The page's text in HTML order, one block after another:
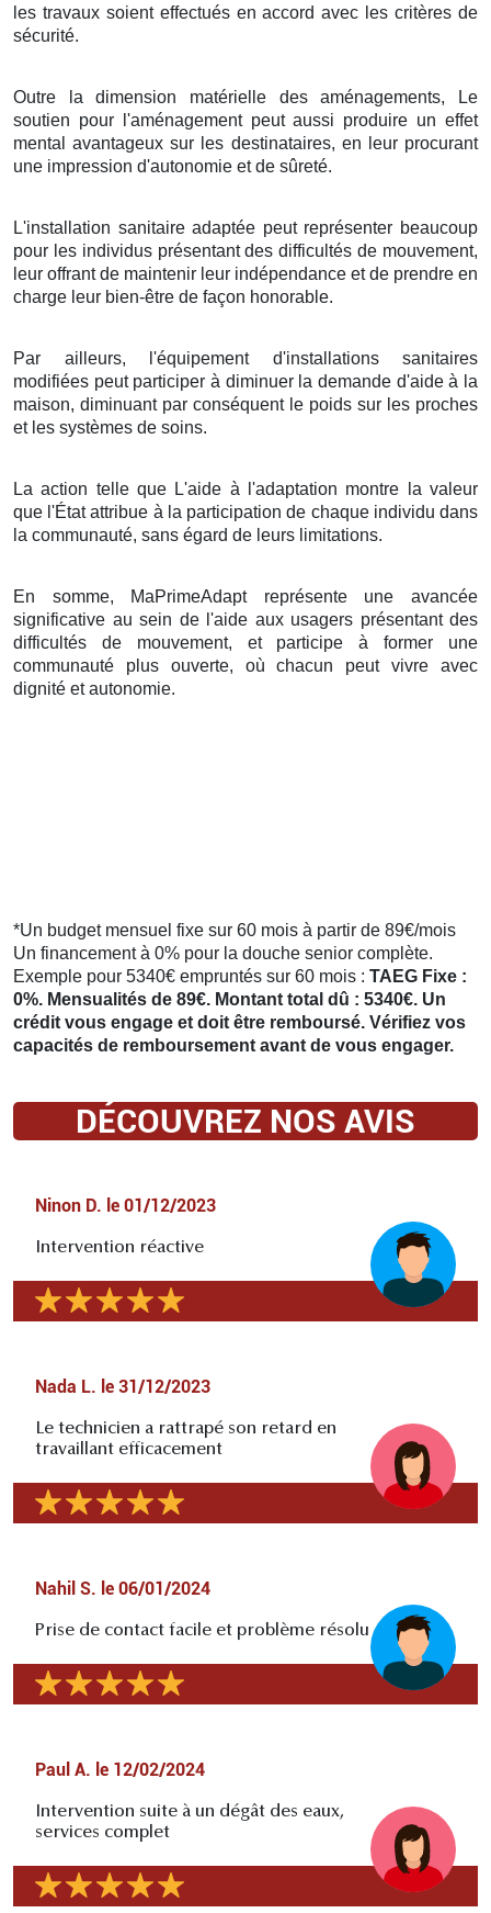
les travaux soient effectués en accord avec les critères de
sécurité.
Outre la dimension matérielle des aménagements, Le
soutien pour l'aménagement peut aussi produire un effet
mental avantageux sur les destinataires, en leur procurant
une impression d'autonomie et de sûreté.
L'installation sanitaire adaptée peut représenter beaucoup
pour les individus présentant des difficultés de mouvement,
leur offrant de maintenir leur indépendance et de prendre en
charge leur bien-être de façon honorable.
Par ailleurs, l'équipement d'installations sanitaires
modifiées peut participer à diminuer la demande d'aide à la
maison, diminuant par conséquent le poids sur les proches
et les systèmes de soins.
La action telle que L'aide à l'adaptation montre la valeur
que l'État attribue à la participation de chaque individu dans
la communauté, sans égard de leurs limitations.
En somme, MaPrimeAdapt représente une avancée
significative au sein de l'aide aux usagers présentant des
difficultés de mouvement, et participe à former une
communauté plus ouverte, où chacun peut vivre avec
dignité et autonomie.
*Un budget mensuel fixe sur 60 mois à partir de 89€/mois
Un financement à 0% pour la douche senior complète.
Exemple pour 5340€ empruntés sur 60 mois : TAEG Fixe :
0%. Mensualités de 89€. Montant total dû : 5340€. Un
crédit vous engage et doit être remboursé. Vérifiez vos
capacités de remboursement avant de vous engager.
DÉCOUVREZ NOS AVIS
Ninon D. le 01/12/2023
Intervention réactive
Nada L. le 31/12/2023
Le technicien a rattrapé son retard en
travaillant efficacement
Nahil S. le 06/01/2024
Prise de contact facile et problème résolu
Paul A. le 12/02/2024
Intervention suite à un dégât des eaux,
services complet